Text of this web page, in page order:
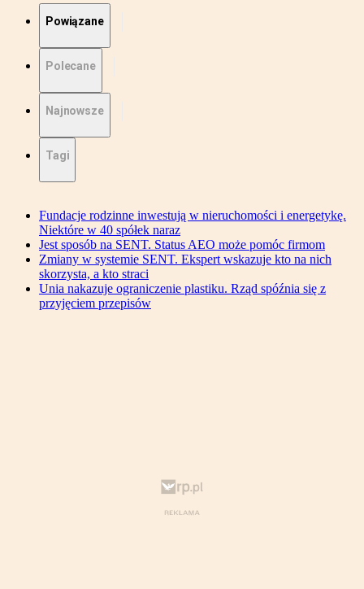
Powiązane
Polecane
Najnowsze
Tagi
Fundacje rodzinne inwestują w nieruchomości i energetykę.
Niektóre w 40 spółek naraz
Jest sposób na SENT. Status AEO może pomóc firmom
Zmiany w systemie SENT. Ekspert wskazuje kto na nich
skorzysta, a kto straci
Unia nakazuje ograniczenie plastiku. Rząd spóźnia się z
przyjęciem przepisów